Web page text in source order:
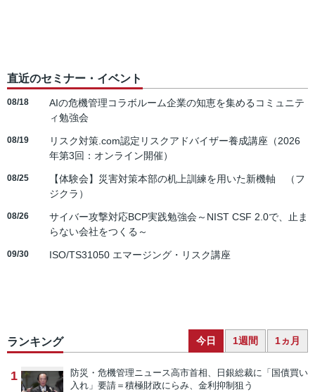
直近のセミナー・イベント
08/18
AIの危機管理コラボルーム企業の知恵を集めるコミュニテ
ィ勉強会
08/19
リスク対策.com認定リスクアドバイザー養成講座（2026
年第3回：オンライン開催）
08/25
【体験会】災害対策本部の机上訓練を用いた新機軸 （フ
ジクラ）
08/26
サイバー攻撃対応BCP実践勉強会～NIST CSF 2.0で、止ま
らない会社をつくる～
09/30 ISO/TS31050 エマージング・リスク講座
ランキング 今日 1週間 1ヵ月
1 防災・危機管理ニュース高市首相、日銀総裁に「国債買い
入れ」要請＝積極財政にらみ、金利抑制狙う